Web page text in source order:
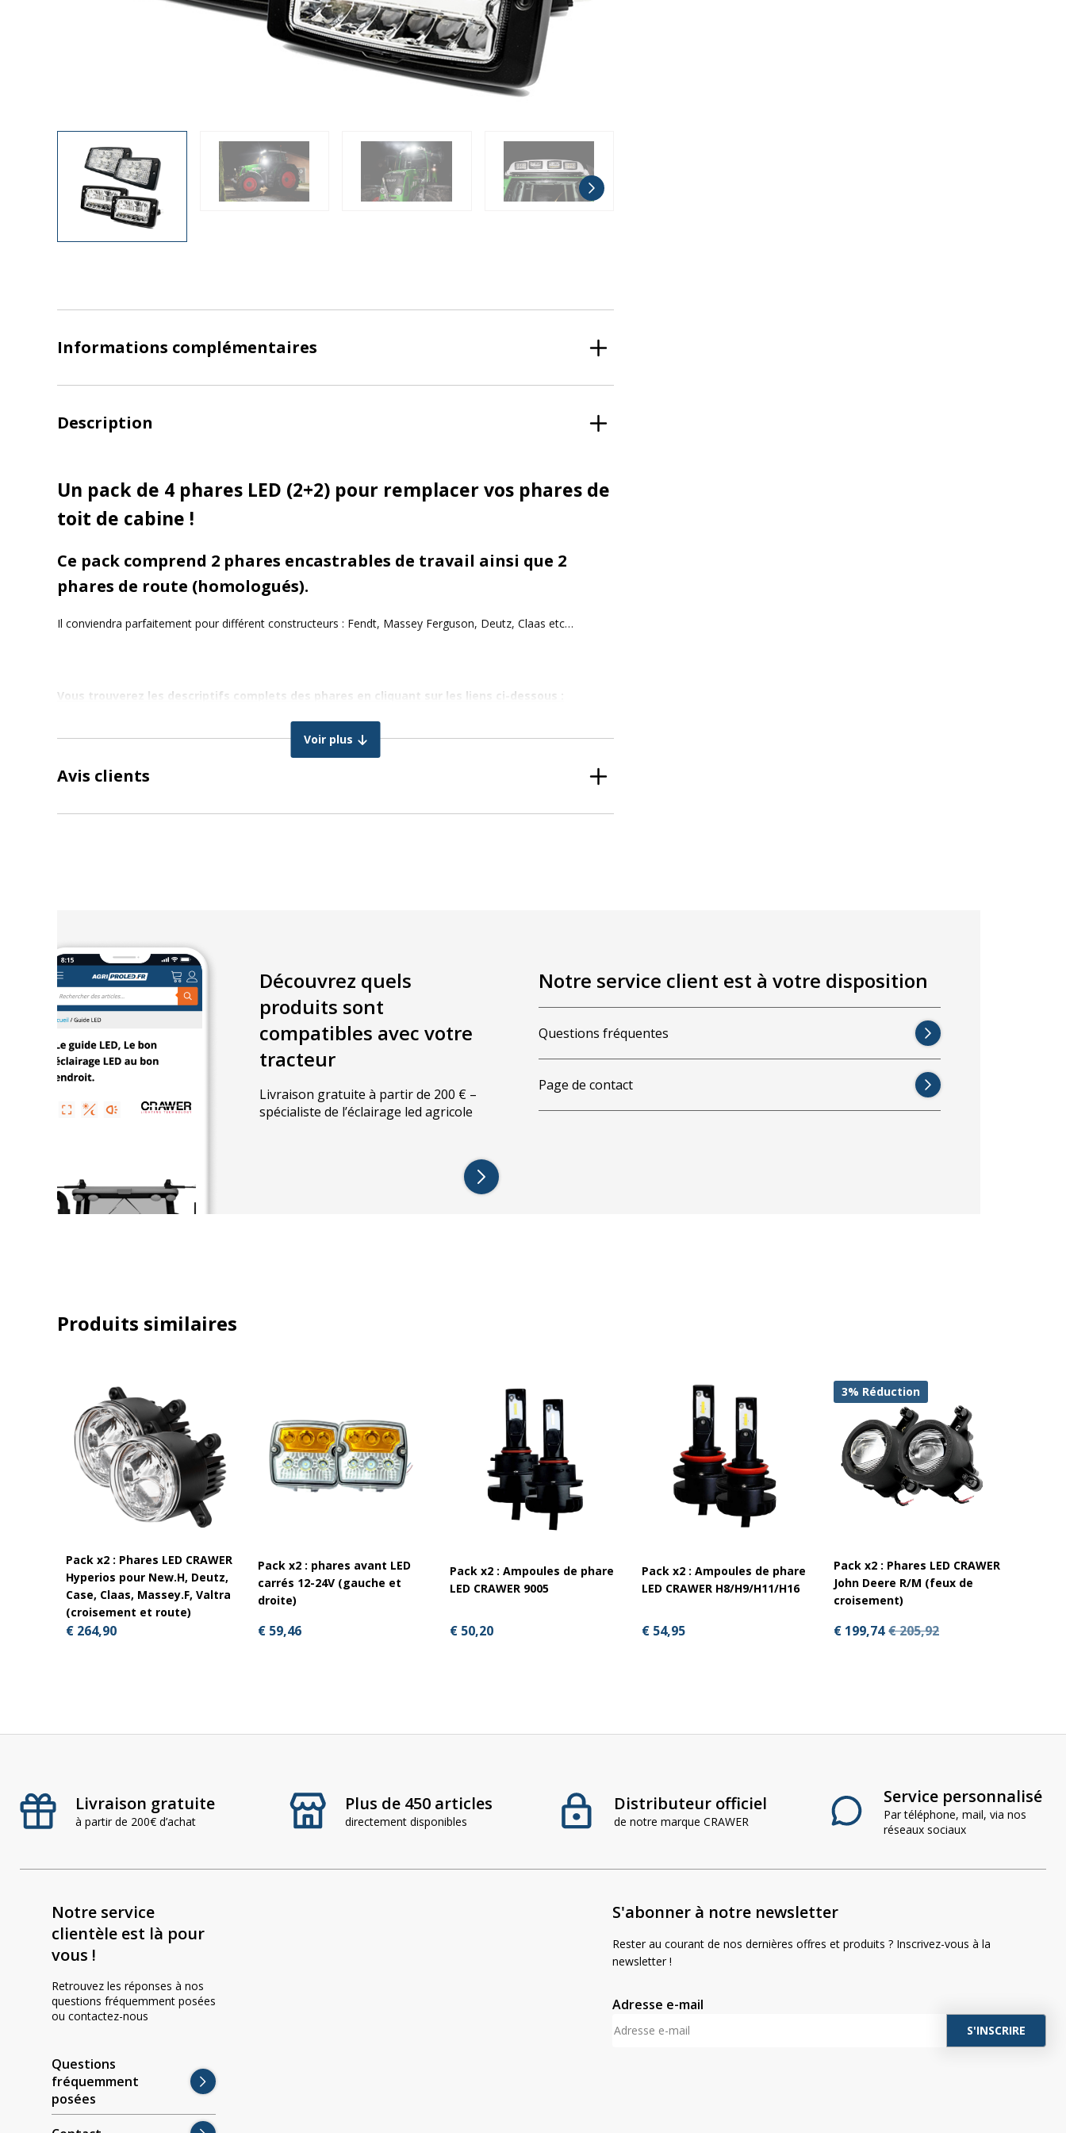
Informations complémentaires
Description
Un pack de 4 phares LED (2+2) pour remplacer vos phares de
toit de cabine !
Ce pack comprend 2 phares encastrables de travail ainsi que 2
phares de route (homologués).
Il conviendra parfaitement pour différent constructeurs : Fendt, Massey Ferguson, Deutz, Claas etc…
Vous trouverez les descriptifs complets des phares en cliquant sur les liens ci-dessous :
Phare de travail LED CRAWER encastrable
Fendt :
Série 800 (jusqu’en 2011)
Série 900 (jusqu’en 2006)
Massey Ferguson :
Série 6200 (jusqu’en 2003)
Voir plus
Avis clients
Découvrez quels
produits sont
compatibles avec votre
tracteur
Livraison gratuite à partir de 200 € –
spécialiste de l’éclairage led agricole
Notre service client est à votre disposition
Questions fréquentes
Page de contact
Produits similaires
Pack x2 : Phares LED CRAWER
Hyperios pour New.H, Deutz,
Case, Claas, Massey.F, Valtra
(croisement et route)
€ 264,90
Pack x2 : phares avant LED
carrés 12-24V (gauche et
droite)
€ 59,46
Pack x2 : Ampoules de phare
LED CRAWER 9005
€ 50,20
Pack x2 : Ampoules de phare
LED CRAWER H8/H9/H11/H16
€ 54,95
3% Réduction
Pack x2 : Phares LED CRAWER
John Deere R/M (feux de
croisement)
€ 199,74 € 205,92
Livraison gratuite
à partir de 200€ d’achat
Plus de 450 articles
directement disponibles
Distributeur officiel
de notre marque CRAWER
Service personnalisé
Par téléphone, mail, via nos
réseaux sociaux
Notre service
clientèle est là pour
vous !
Retrouvez les réponses à nos
questions fréquemment posées
ou contactez-nous
Questions
fréquemment
posées
S'abonner à notre newsletter
Rester au courant de nos dernières offres et produits ? Inscrivez-vous à la
newsletter !
Adresse e-mail
A